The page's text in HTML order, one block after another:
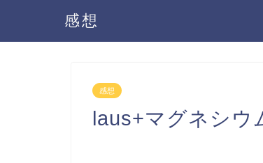
感想
感想
laus+マグネシウ